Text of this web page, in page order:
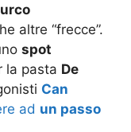
altre “frecce”.
spot
la pasta De
Can
ad un passo